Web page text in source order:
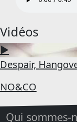
Vidéos
▶
Despair,
NO&CO
Qui sommes-